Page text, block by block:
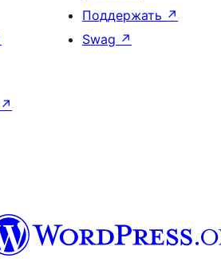
Поддержать ↗
Swag ↗
↗